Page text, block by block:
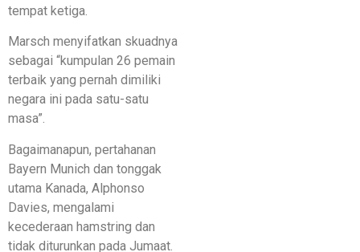
tempat ketiga.
Marsch menyifatkan skuadnya
sebagai “kumpulan 26 pemain
terbaik yang pernah dimiliki
negara ini pada satu-satu
masa”.
Bagaimanapun, pertahanan
Bayern Munich dan tonggak
utama Kanada, Alphonso
Davies, mengalami
kecederaan hamstring dan
tidak diturunkan pada Jumaat.